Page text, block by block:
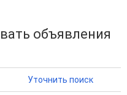
объявления
Уточнить поиск